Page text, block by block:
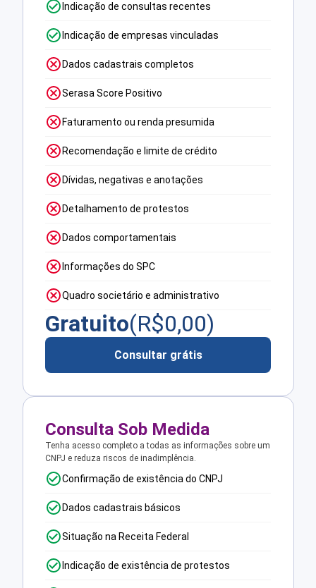
Indicação de consultas recentes
Indicação de empresas vinculadas
Dados cadastrais completos
Serasa Score Positivo
Faturamento ou renda presumida
Recomendação e limite de crédito
Dívidas, negativas e anotações
Detalhamento de protestos
Dados comportamentais
Informações do SPC
Quadro societário e administrativo
Gratuito(R$0,00)
Consultar grátis
Consulta Sob Medida
Tenha acesso completo a todas as informações sobre um
CNPJ e reduza riscos de inadimplência.
Confirmação de existência do CNPJ
Dados cadastrais básicos
Situação na Receita Federal
Indicação de existência de protestos